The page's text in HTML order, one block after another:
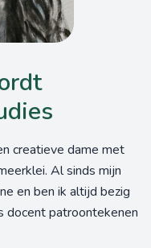
creatieve dame met
Al sinds mijn
en ben ik altijd bezig
docent patroontekenen